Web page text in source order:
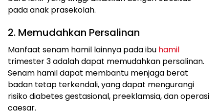
pada anak prasekolah.
2. Memudahkan Persalinan
Manfaat senam hamil lainnya pada ibu hamil
trimester 3 adalah dapat memudahkan persalinan.
Senam hamil dapat membantu menjaga berat
badan tetap terkendali, yang dapat mengurangi
risiko diabetes gestasional, preeklamsia, dan operasi
caesar.